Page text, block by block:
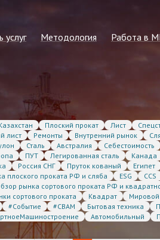
услуг
консалтинга или
по рынку
подписки
Методология
Общие принципы
Методика формирования
регулярных показателей
Работа в
Плоский прокат Лист
лист Ремонты Внутренний рынок
Сталь Австралия Себестоимость
ПУТ Легированная сталь Канада
Россия СНГ Пруток кованый Египет
плоского проката РФ и сляба ESG CCS
рынка сортового проката РФ и
сортового проката Квадрат
#Событие #CBAM Бытовая техника
Автомобильный